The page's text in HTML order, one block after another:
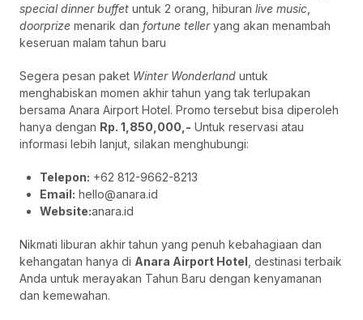
special dinner buffet untuk 2 orang, hiburan live music
doorprize menarik dan fortune telleryang akan menambah
keseruan malam tahun baru
Segera pesan paket Winter Wonderland untuk
menghabiskan momen akhir tahun yang tak terlupakan
bersama Anara Airport Hotel. Promo tersebut bisa diperoleh
hanya dengan Rp. 1,850,000,- Untuk reservasi atau
informasi lebih lanjut, silakan menghubungi:
Telepon: +62 812-9662-8213
Email: hello@anara.id
Website:anara.id
Nikmati liburan akhir tahun yang penuh kebahagiaan dan
kehangatan hanya di Anara Airport Hotel , destinasi terbaik
Anda untuk merayakan Tahun Baru dengan kenyamanan
dan kemewahan.